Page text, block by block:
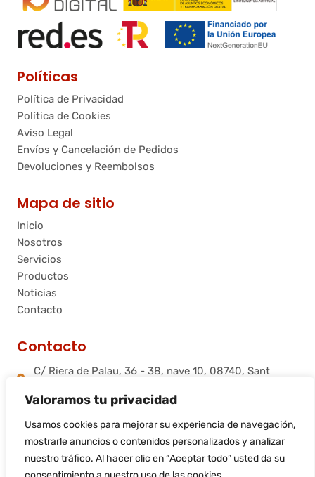
Valoramos tu privacidad
Usamos cookies para mejorar su experiencia de navegación,
mostrarle anuncios o contenidos personalizados y analizar
nuestro tráfico. Al hacer clic en “Aceptar todo” usted da su
Políticas
Política de Privacidad
Política de Cookies
Aviso Legal
Envíos y Cancelación de Pedidos
Devoluciones y Reembolsos
Mapa de sitio
Inicio
Nosotros
Servicios
Productos
Noticias
Contacto
Contacto
C/ Riera de Palau, 36 - 38, nave 10, 08740, Sant
info@flamtec.es
+34 937 06 00 52
Flamtec Combustión Ibérica, S.L.